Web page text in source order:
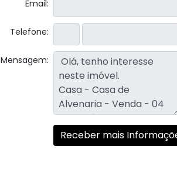
Email:
Telefone:
Mensagem: